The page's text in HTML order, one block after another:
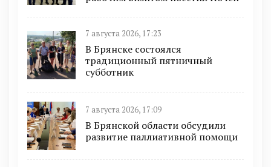
7 августа 2026, 17:23
В Брянске состоялся
традиционный пятничный
субботник
7 августа 2026, 17:09
В Брянской области обсудили
развитие паллиативной помощи